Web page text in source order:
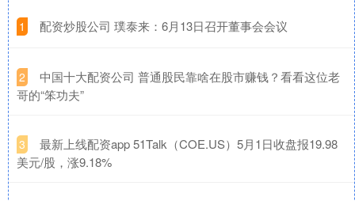
1 ​配资炒股公司 璞泰来：6月13日召开董事会会议
2
​中国十大配资公司 普通股民靠啥在股市赚钱？看看这位老
哥的“笨功夫”
3
​最新上线配资app 51Talk（COE.US）5月1日收盘报19.98
美元/股，涨9.18%